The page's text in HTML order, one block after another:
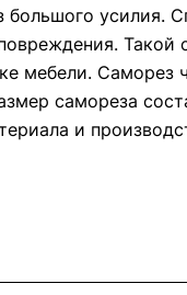
усилия.
мебели.
самореза
и